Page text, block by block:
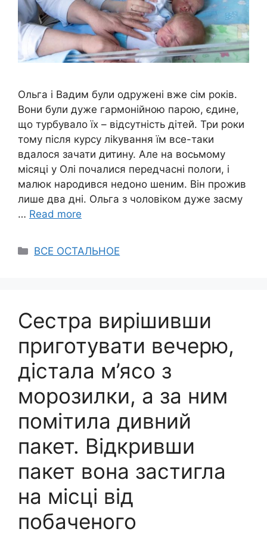
Ольга і Вадим були одружені вже сім років.
Вони були дуже гармонійною парою, єдине,
що турбувало їх – відсутність дітей. Три роки
тому після курсу ліkування їм все-таки
вдалося зачати дитину. Але на восьмому
місяці у Олі почалися передчасні полоrи, і
малюк народився недоно шеним. Він прожив
лише два дні. Ольга з чоловіком дуже засму
… Read more
Categories
ВСЕ ОСТАЛЬНОЕ
Сестра вирішивши
приготувати вечерю,
дістала м’ясо з
морозилки, а за ним
помітила дивний
пакет. Відкривши
пакет вона застигла
на місці від
побаченого